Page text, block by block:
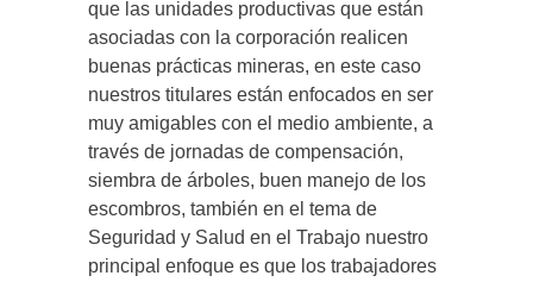
que las unidades productivas que están
asociadas con la corporación realicen
buenas prácticas mineras, en este caso
nuestros titulares están enfocados en ser
muy amigables con el medio ambiente, a
través de jornadas de compensación,
siembra de árboles, buen manejo de los
escombros, también en el tema de
Seguridad y Salud en el Trabajo nuestro
principal enfoque es que los trabajadores